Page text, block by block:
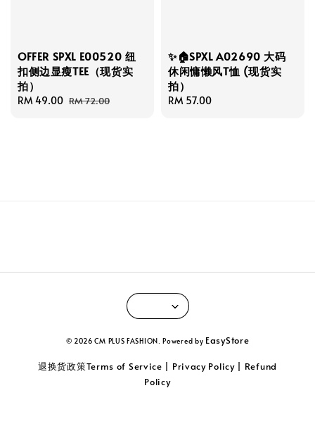
OFFER SPXL E00520 纽
扣侧边显瘦TEE（现货实
拍）
Sale
RM 49.00 Regular
RM 72.00
✨🏠SPXL A02690 大码
休闲慵懒风T恤 (现货实
拍）
Regular
RM 57.00
© 2026 CM PLUS FASHION. Powered by EasyStore
退换货政策Terms of Service | Privacy Policy | Refund
Policy